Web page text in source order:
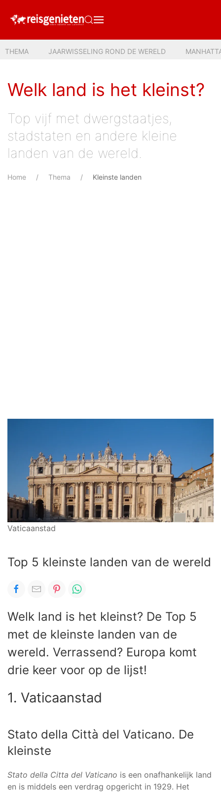
THEMA JAARWISSELING ROND DE WERELD
Welk land is het kleinst?
Top vijf met dwergstaatjes,
stadstaten en andere kleine
landen van de wereld.
Home Thema Kleinste landen
Vaticaanstad
Top 5 kleinste landen van de wereld
Welk land is het kleinst? De Top 5
met de kleinste landen van de
wereld. Verrassend? Europa komt
drie keer voor op de lijst!
1. Vaticaanstad
Stato della Città del Vaticano. De
kleinste
Stato della Citta del Vaticano is een onafhankelijk land
en is middels een verdrag opgericht in 1929. Het